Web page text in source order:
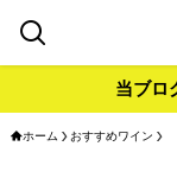
当ブロ
ホーム おすすめワイン